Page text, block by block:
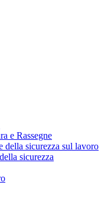
e Rassegne
della sicurezza sul lavoro
sicurezza